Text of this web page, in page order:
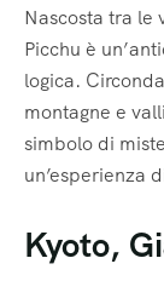
Nascosta tra le
Picchu è
logica.
montagne e
simbolo di
un’esperienza
Kyoto,